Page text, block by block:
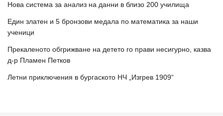
Нова система за анализ на данни в близо 200 училища
Един златен и 5 бронзови медала по математика за наши
ученици
Прекаленото обгрижване на детето го прави несигурно, казва
д-р Пламен Петков
Летни приключения в бургаското НЧ „Изгрев 1909“